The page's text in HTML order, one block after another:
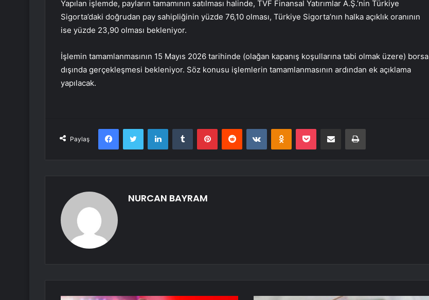
Yapılan işlemde, payların tamamının satılması halinde, TVF Finansal Yatırımlar A.Ş.’nin Türkiye
Sigorta’daki doğrudan pay sahipliğinin yüzde 76,10 olması, Türkiye Sigorta’nın halka açıklık oranının
ise yüzde 23,90 olması bekleniyor.
İşlemin tamamlanmasının 15 Mayıs 2026 tarihinde (olağan kapanış koşullarına tabi olmak üzere) borsa
dışında gerçekleşmesi bekleniyor. Söz konusu işlemlerin tamamlanmasının ardından ek açıklama
yapılacak.
Paylaş
FacebookTwitter LinkedInTumblr PinterestReddit VKontakteOdnoklassniki
Pocket E-Posta ile paylaş Yazdır
NURCAN BAYRAM